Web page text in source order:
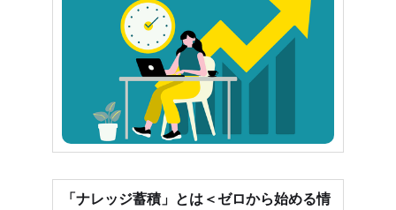
「ナレッジ蓄積」とは＜ゼロから始める情